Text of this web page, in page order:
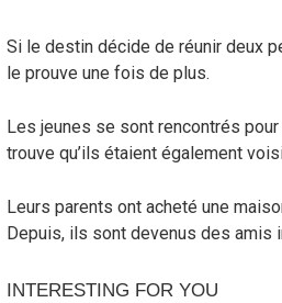
Si le destin décide de réunir deux
le prouve une fois de plus.
Les jeunes se sont rencontrés
trouve qu’ils étaient également
Leurs parents ont acheté une
Depuis, ils sont devenus des amis